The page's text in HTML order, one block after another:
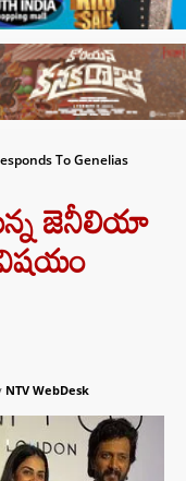
To Genelias
జెనీలియా
NTV WebDesk